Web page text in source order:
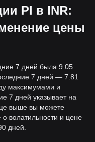
PI в INR:
цены
7 дней была 9.05
7 дней — 7.81
максимумами и
7 дней указывает на
выше вы можете
волатильности и цене
дней.